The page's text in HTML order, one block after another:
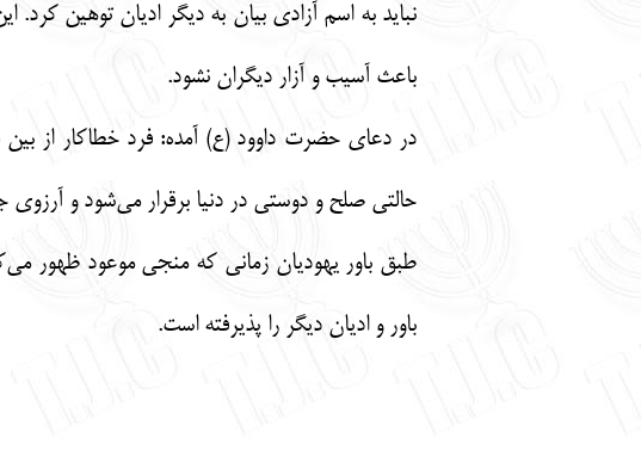
نباید به اسم آزادی بیان به دیگر ادیان توهین
باعث آسیب و آزار دیگران نشود.
در دعای حضرت داوود (ع) آمده: فرد خطاکار از
حالتی صلح و دوستی در دنیا برقرار می‌شود و
طبق باور یهودیان زمانی که منجی موعود ظهور
باور و ادیان دیگر را پذیرفته است.